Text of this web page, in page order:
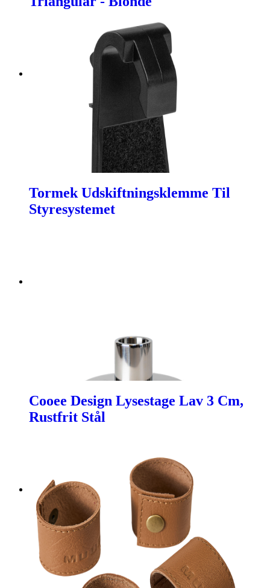
Tormek Udskiftningsklemme Til
Styresystemet
Cooee Design Lysestage Lav 3 Cm,
Rustfrit Stål